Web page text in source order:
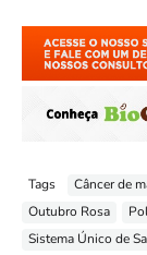
Tags Câncer de
Outubro Rosa
Sistema Único de